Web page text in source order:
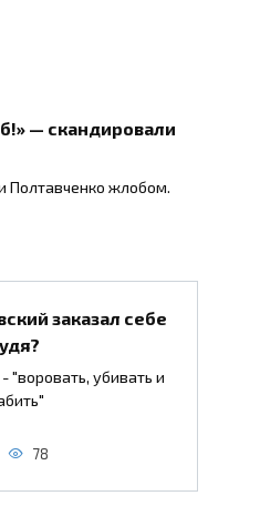
— скандировали
Полтавченко жлобом.
заказал себе
"воровать, убивать и
78